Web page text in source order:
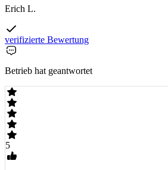
Erich L.
verifizierte Bewertung
Betrieb hat geantwortet
5